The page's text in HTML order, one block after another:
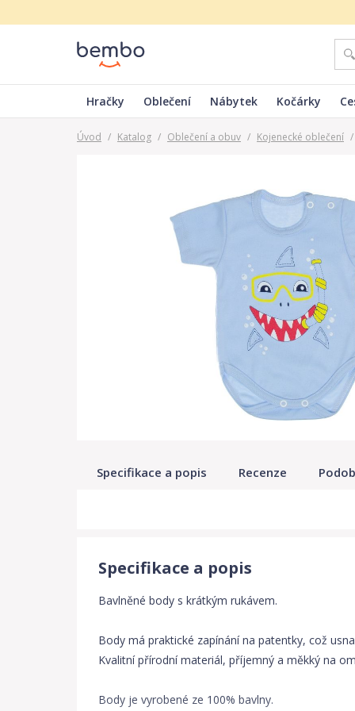
Hračky Oblečení Nábytek Kočárky
Úvod / Katalog / Oblečení a obuv / Kojenecké oblečení /
Specifikace a popis Recenze
Specifikace a popis
Bavlněné body s krátkým rukávem.
Body má praktické zapínání na patentky, což
Kvalitní přírodní materiál, příjemný a měkký na
Body je vyrobené ze 100% bavlny.